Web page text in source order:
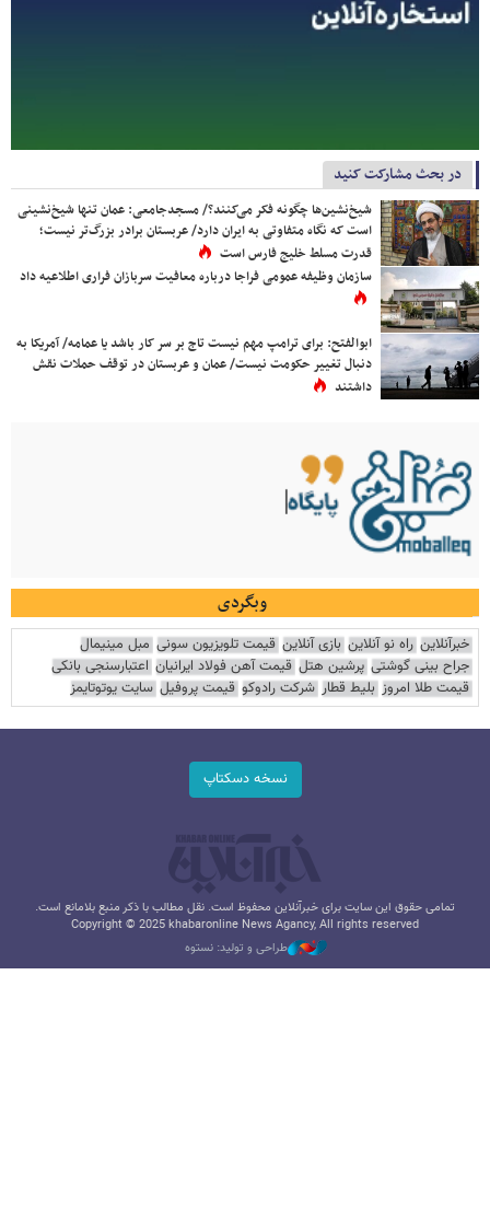
در بحث مشارکت کنید
شیخ‌نشین‌ها چگونه فکر می‌کنند؟/ مسجدجامعی: عمان تنها شیخ‌نشینی
است که نگاه متفاوتی به ایران دارد/ عربستان برادر بزرگ‌تر نیست؛
قدرت مسلط خلیج فارس است
سازمان وظیفه عمومی فراجا درباره معافیت سربازان فراری اطلاعیه داد
ابوالفتح: برای ترامپ مهم نیست تاج بر سر کار باشد یا عمامه/ آمریکا به
دنبال تغییر حکومت نیست/ عمان و عربستان در توقف حملات نقش
داشتند
وبگردی
خبرآنلاین راه نو آنلاین بازی آنلاین قیمت تلویزیون سونی مبل مینیمال
جراح بینی گوشتی پرشین هتل قیمت آهن فولاد ایرانیان اعتبارسنجی بانکی
قیمت طلا امروز بلیط قطار شرکت رادوکو قیمت پروفیل سایت یوتوتایمز
نسخه دسکتاپ
تمامی حقوق این سایت برای خبرآنلاین محفوظ است. نقل مطالب با ذکر منبع بلامانع است.
Copyright © 2025 khabaronline News Agancy, All rights reserved
طراحی و تولید: نستوه